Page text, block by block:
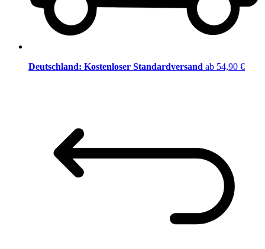
Deutschland: Kostenloser Standardversand ab 54,90 €